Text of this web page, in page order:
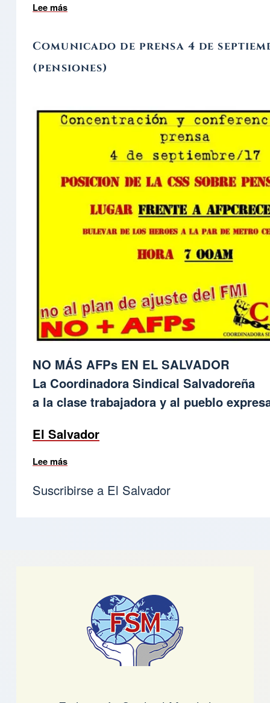
Lee más
Comunicado de prensa 4 de
(pensiones)
NO MÁS AFPs EN EL SALVADOR
La Coordinadora Sindical Salvadoreña
a la clase trabajadora y al pueblo
El Salvador
Lee más
Suscribirse a El Salvador